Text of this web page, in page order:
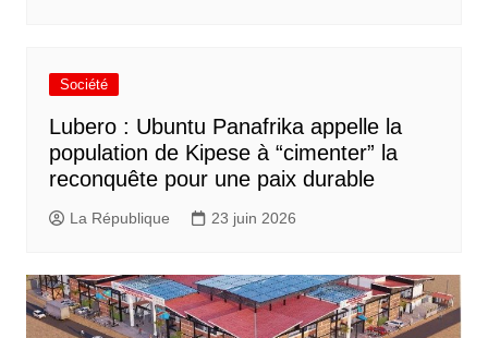
Société
Lubero : Ubuntu Panafrika appelle la
population de Kipese à “cimenter” la
reconquête pour une paix durable
La République 23 juin 2026